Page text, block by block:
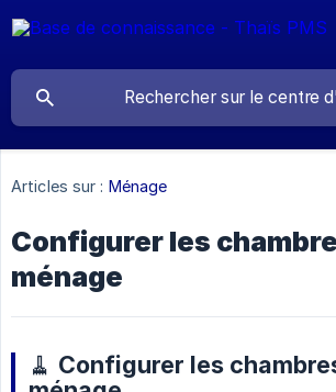
Articles sur : Ménage
Configurer les
ménage
🧹 Configurer les